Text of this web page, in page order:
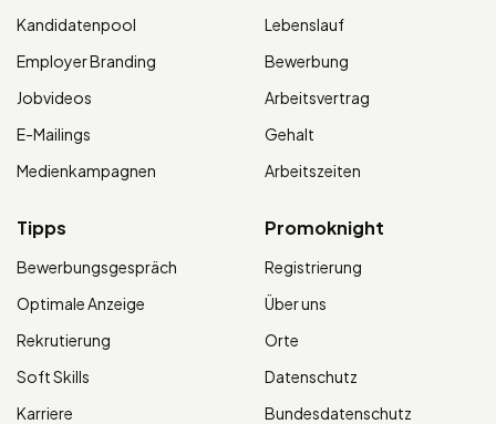
Kandidatenpool
Employer Branding
Jobvideos
E-Mailings
Medienkampagnen
Lebenslauf
Bewerbung
Arbeitsvertrag
Gehalt
Arbeitszeiten
Tipps
Bewerbungsgespräch
Optimale Anzeige
Rekrutierung
Soft Skills
Karriere
Promoknight
Registrierung
Über uns
Orte
Datenschutz
Bundesdatenschutz